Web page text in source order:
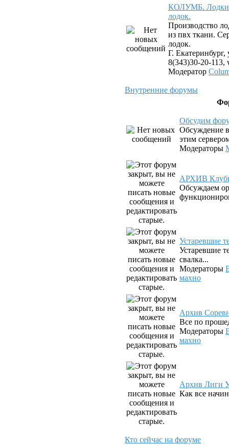
КОЛУМБ. Лодки
лодок.
Производство
из пвх ткани.
лодок.
Г. Екатеринбург,
8(343)30-20-113,
Модератор
Внутренние форумы
Обсудим
Обсуждение
этим
Модераторы
АРХИВ
Обсуждаем
Устаревшие
Устаревшие
свалка...
Модераторы
махно
Архив
Все по
Модераторы
махно
Архив Лиги
Как все
Кто сейчас на форуме